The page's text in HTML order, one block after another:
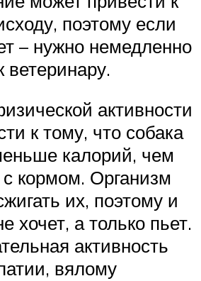
поэтому если
– нужно немедленно
ветеринару.
активности
к тому, что собака
калорий, чем
с кормом. Организм
их, поэтому и
хочет, а только пьет.
активность
вялому